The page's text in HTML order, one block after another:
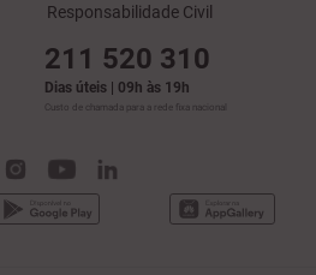
Responsabilidade Civil
211 520 310
Dias úteis | 09h às 19h
Custo de chamada para a rede fixa nacional